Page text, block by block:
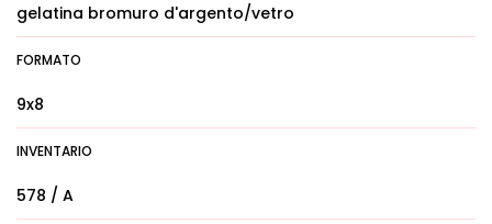
gelatina bromuro d'argento/vetro
FORMATO
9x8
INVENTARIO
578 / A